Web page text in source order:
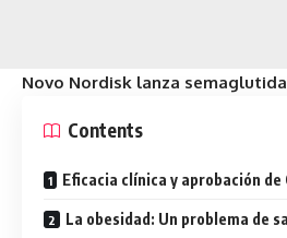
Novo Nordisk lanza
Contents
Eficacia clínica y aprobación de
La obesidad: Un problema de